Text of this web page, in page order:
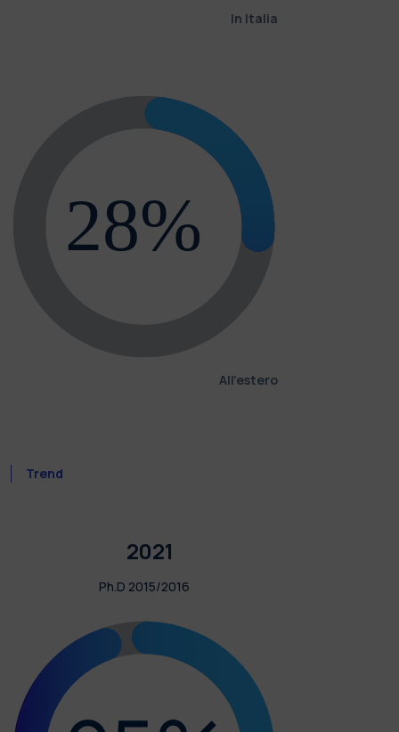
In Italia
All'estero
Trend
2021
Ph.D 2015/2016